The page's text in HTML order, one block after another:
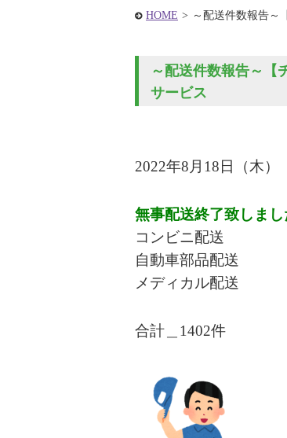
HOME > ～配送件数報告～
～配送件数報告～【
サービス
2022年8月18 日（木）
無事配送終了致しまし
コンビニ配送
自動車部品配送
メディカル配送
合計＿1402件